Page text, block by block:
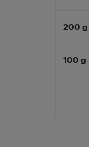
200 g
100 g